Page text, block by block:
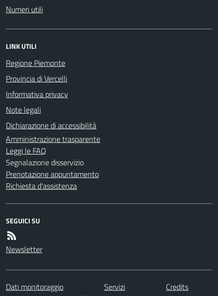
Numeri utili
LINK UTILI
Regione Piemonte
Provincia di Vercelli
Informativa privacy
Note legali
Dichiarazione di accessibilità
Amministrazione trasparente
Leggi le FAQ
Segnalazione disservizio
Prenotazione appuntamento
Richiesta d'assistenza
SEGUICI SU
Newsletter
Dati monitoraggio Servizi
Credits